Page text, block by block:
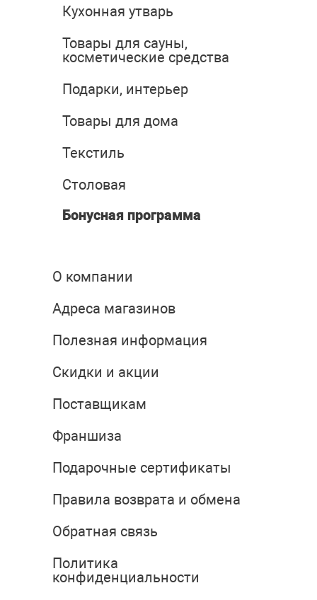
Кухонная утварь
Товары для сауны,
косметические средства
Подарки, интерьер
Товары для дома
Текстиль
Столовая
Бонусная программа
О компании
Адреса магазинов
Полезная информация
Скидки и акции
Поставщикам
Франшиза
Подарочные сертификаты
Правила возврата и обмена
Обратная связь
Политика
конфиденциальности